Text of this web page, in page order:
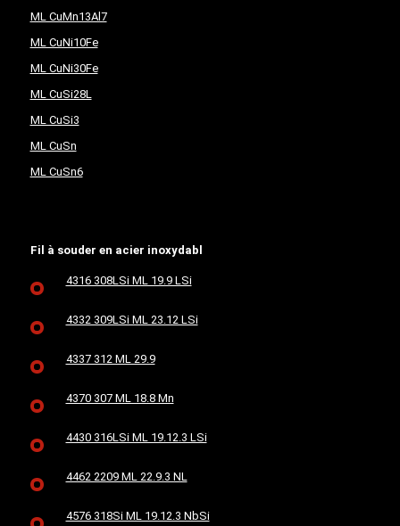
ML CuMn13Al7
ML CuNi10Fe
ML CuNi30Fe
ML CuSi28L
ML CuSi3
ML CuSn
ML CuSn6
Fil à souder en acier inoxydabl
4316 308LSi ML 19.9 LSi
4332 309LSi ML 23.12 LSi
4337 312 ML 29.9
4370 307 ML 18.8 Mn
4430 316LSi ML 19.12.3 LSi
4462 2209 ML 22.9.3 NL
4576 318Si ML 19.12.3 NbSi